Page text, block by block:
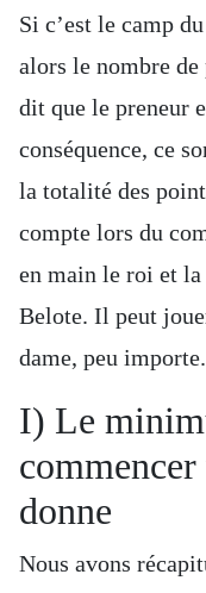
Si c’est le camp
alors le nombre
dit que le preneur
conséquence, ce
la totalité des
compte lors du
en main le roi et la
Belote. Il peut
dame, peu importe.
I) Le
donne
Nous avons